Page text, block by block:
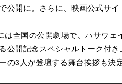
公開に。さらに、映画公式サ
全国の公開劇場で、ハサウェ
公開記念スペシャルトーク付
の3人が登壇する舞台挨拶も決定